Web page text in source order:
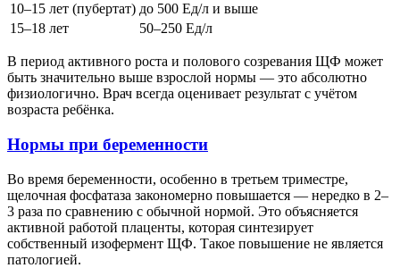
10–15 лет (пубертат) до 500 Ед/л и выше
15–18 лет
50–250 Ед/л
В период активного роста и полового созревания ЩФ может
быть значительно выше взрослой нормы — это абсолютно
физиологично. Врач всегда оценивает результат с учётом
возраста ребёнка.
Нормы при беременности
Во время беременности, особенно в третьем триместре,
щелочная фосфатаза закономерно повышается — нередко в 2–
3 раза по сравнению с обычной нормой. Это объясняется
активной работой плаценты, которая синтезирует
собственный изофермент ЩФ. Такое повышение не является
патологией.